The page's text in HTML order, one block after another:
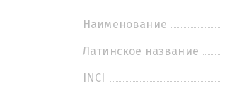
Наименование
Латинское название
INCI